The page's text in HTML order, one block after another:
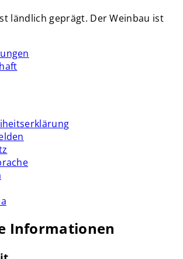
ländlich geprägt. Der Weinbau ist
Informationen